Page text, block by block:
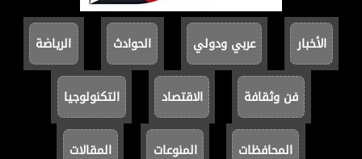
الأخبار عربي ودولي الحوادث الرياضة
فن وثقافة الاقتصاد التكنولوجيا
المحافظات المنوعات المقالات